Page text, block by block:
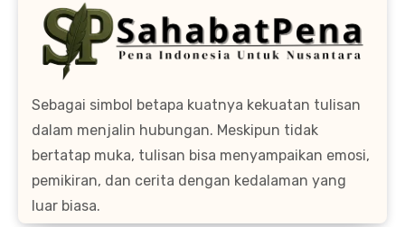
Sebagai simbol betapa kuatnya kekuatan tulisan
dalam menjalin hubungan. Meskipun tidak
bertatap muka, tulisan bisa menyampaikan emosi,
pemikiran, dan cerita dengan kedalaman yang
luar biasa.